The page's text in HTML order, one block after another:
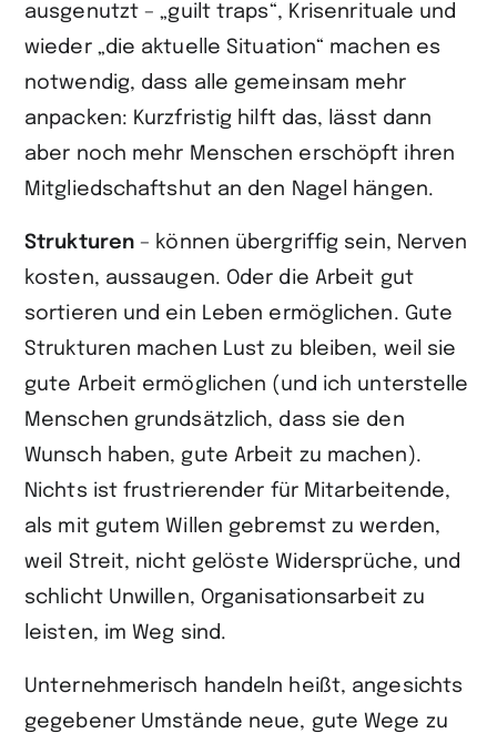
ausgenutzt – „guilt traps“, Krisenrituale und
wieder „die aktuelle Situation“ machen es
notwendig, dass alle gemeinsam mehr
anpacken: Kurzfristig hilft das, lässt dann
aber noch mehr Menschen erschöpft ihren
Mitgliedschaftshut an den Nagel hängen.
Strukturen– können übergriffig sein, Nerven
kosten, aussaugen. Oder die Arbeit gut
sortieren und ein Leben ermöglichen. Gute
Strukturen machen Lust zu bleiben, weil sie
gute Arbeit ermöglichen (und ich unterstelle
Menschen grundsätzlich, dass sie den
Wunsch haben, gute Arbeit zu machen).
Nichts ist frustrierender für Mitarbeitende,
als mit gutem Willen gebremst zu werden,
weil Streit, nicht gelöste Widersprüche, und
schlicht Unwillen, Organisationsarbeit zu
leisten, im Weg sind.
Unternehmerisch handeln heißt, angesichts
gegebener Umstände neue, gute Wege zu